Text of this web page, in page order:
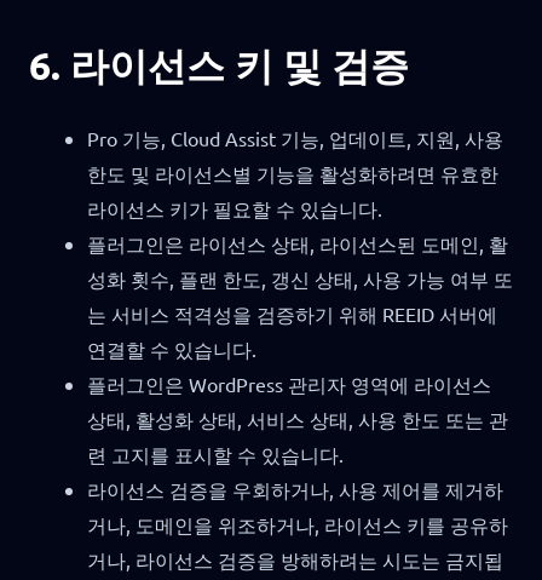
6. 라이선스 키 및 검증
Pro 기능, Cloud Assist 기능, 업데이트, 지원, 사용
한도 및 라이선스별 기능을 활성화하려면 유효한
라이선스 키가 필요할 수 있습니다.
플러그인은 라이선스 상태, 라이선스된 도메인, 활
성화 횟수, 플랜 한도, 갱신 상태, 사용 가능 여부 또
는 서비스 적격성을 검증하기 위해 REEID 서버에
연결할 수 있습니다.
플러그인은 WordPress 관리자 영역에 라이선스
상태, 활성화 상태, 서비스 상태, 사용 한도 또는 관
련 고지를 표시할 수 있습니다.
라이선스 검증을 우회하거나, 사용 제어를 제거하
거나, 도메인을 위조하거나, 라이선스 키를 공유하
거나, 라이선스 검증을 방해하려는 시도는 금지됩